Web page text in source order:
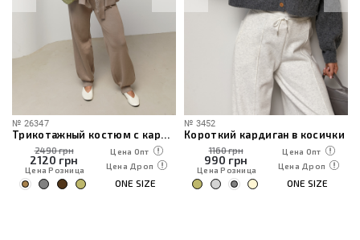
№ 26347
Трикотажный костюм с кардиганом, топом и брюками
2490 грн
2120 грн
Цена Розница
Цена Опт
Цена Дроп
ONE SIZE
№ 3452
Короткий кардиган в косички
1160 грн
990 грн
Цена Розница
Цена Опт
Цена Дроп
ONE SIZE